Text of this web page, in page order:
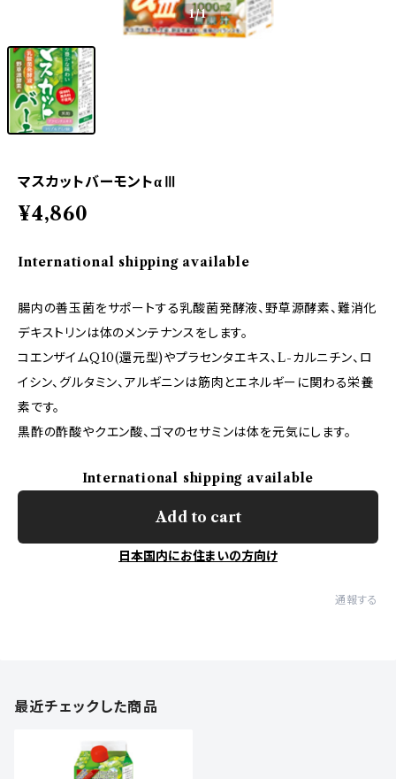
1/1
マスカットバーモントαⅢ
¥4,860
International shipping available
腸内の善玉菌をサポートする乳酸菌発酵液、野草源酵素、難消化
デキストリンは体のメンテナンスをします。
コエンザイムQ10(還元型)やプラセンタエキス、L-カルニチン、ロ
イシン、グルタミン、アルギニンは筋肉とエネルギーに関わる栄養
素です。
黒酢の酢酸やクエン酸、ゴマのセサミンは体を元気にします。
International shipping available
Add to cart
日本国内にお住まいの方向け
通報する
最近チェックした商品